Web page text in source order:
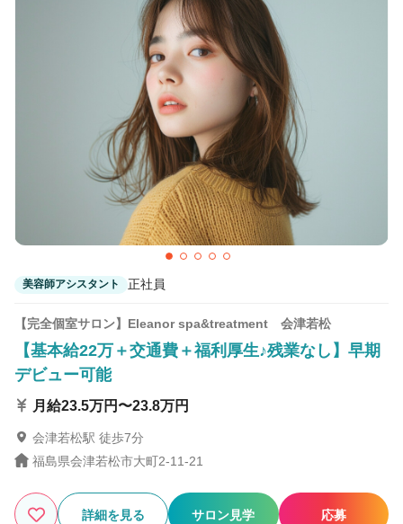
詳細条件を変更
この条件の求人数 件
検索する
美容師アシスタント 正社員
【完全個室サロン】Eleanor spa&treatment 会津若松
【基本給22万＋交通費＋福利厚生♪残業なし】早期
デビュー可能
月給23.5万円〜23.8万円
会津若松駅 徒歩7分
福島県会津若松市大町2-11-21
詳細を見る サロン見学 応募